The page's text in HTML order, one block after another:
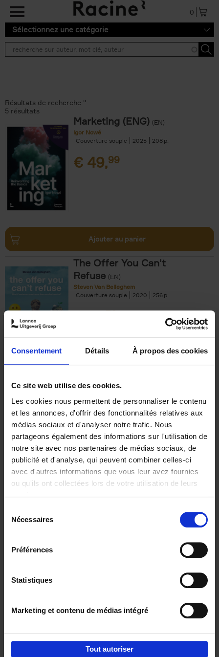
Consentement Détails À propos des cookies
Ce site web utilise des cookies.
Les cookies nous permettent de personnaliser le contenu
et les annonces, d'offrir des fonctionnalités relatives aux
médias sociaux et d'analyser notre trafic. Nous
partageons également des informations sur l'utilisation de
notre site avec nos partenaires de médias sociaux, de
publicité et d'analyse, qui peuvent combiner celles-ci
avec d'autres informations que vous leur avez fournies
ou qu'ils ont collectées lors de votre utilisation de leurs
Nécessaires
Préférences
Statistiques
Marketing et contenu de médias intégré
Tout autoriser
Aller au contenu principal
0
Sélectionnez une catégorie
Résultats de recherche ''
5 résultats
Marketing (ENG) (EN)
Igor Nowé
Couverture souple
2025 208
€ 49,99
Ajouter au panier
The Offer You Can't
Refuse (EN)
Steven Van Belleghem
Couverture souple
2020 256
€37,50
Building Bonds = Building
Business
Jochen Roef Jozefien De Feyter
Carolien Boom
Couverture souple
2025 200
€29,99
Digital marketing like a PRO -
completely revised edition (EN)